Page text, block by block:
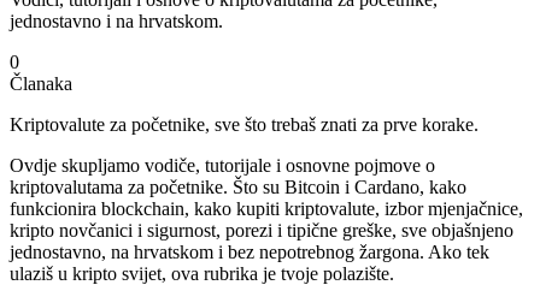
jednostavno i na hrvatskom.
0
Članaka
Kriptovalute za početnike, sve što trebaš znati za prve korake.
Ovdje skupljamo vodiče, tutorijale i osnovne pojmove o
kriptovalutama za početnike. Što su Bitcoin i Cardano, kako
funkcionira blockchain, kako kupiti kriptovalute, izbor mjenjačnice,
kripto novčanici i sigurnost, porezi i tipične greške, sve objašnjeno
jednostavno, na hrvatskom i bez nepotrebnog žargona. Ako tek
ulaziš u kripto svijet, ova rubrika je tvoje polazište.